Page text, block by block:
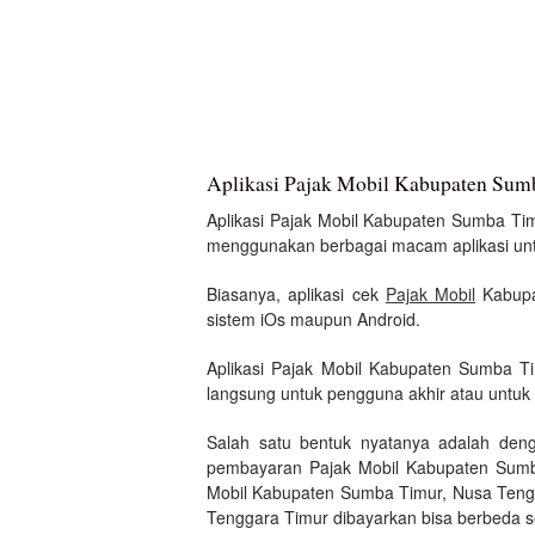
Aplikasi Pajak Mobil Kabupaten
Aplikasi Pajak Mobil Kabupaten Sumba
menggunakan berbagai macam aplikasi
Biasanya, aplikasi cek Pajak Mobil
sistem iOs maupun Android.
Aplikasi Pajak Mobil Kabupaten Sumba
langsung untuk pengguna akhir atau
Salah satu bentuk nyatanya adalah
pembayaran Pajak Mobil Kabupaten
Mobil Kabupaten Sumba Timur, Nusa
Tenggara Timur dibayarkan bisa berbeda